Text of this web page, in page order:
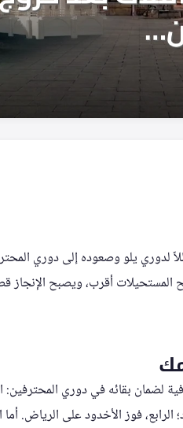
لدوري يلو وصعوده إلى دوري
المستحيلات أقرب، ويصبح
بقائه في دوري المحترفين:
الرابع، فوز الأخدود على الرياض.